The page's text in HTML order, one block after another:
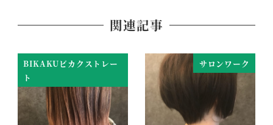
関連記事
BIKAKUビカクストレー
ト
サロンワーク